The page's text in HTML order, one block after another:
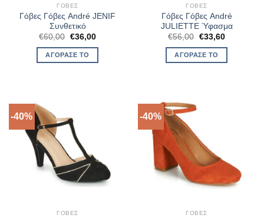
ΓΌΒΕΣ
Γόβες Γόβες André JENIF
Συνθετικό
€60,00 Original
was:
€60,00.
€36,00Η
ΑΓΌΡΑΣΈ ΤΟ
ΓΌΒΕΣ
Γόβες Γόβες André
JULIETTE Ύφασμα
€56,00 Original
was:
€56,00.
€33,60Η
ΑΓΌΡΑΣΈ ΤΟ
-40%
ΓΌΒΕΣ
-40%
ΓΌΒΕΣ